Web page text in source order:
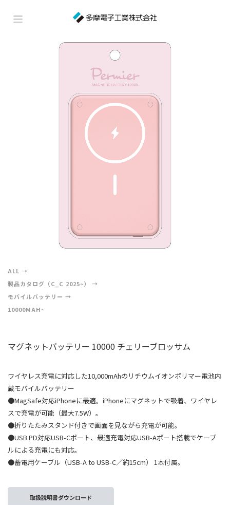
ALL
製品カタログ（C_C 2025~）
モバイルバッテリー
10000MAH~
マグネットバッテリー 10000 チェリーブロッサム
ワイヤレス充電に対応した10,000mAhのリチウムイオンポリマー電池内
蔵モバイルバッテリー
●MagSafe対応iPhoneに最適。iPhoneにマグネットで吸着、ワイヤレ
スで充電が可能（最大7.5W）。
●折りたたみスタンド付きで画面を見ながら充電が可能。
●USB PD対応USB-Cポート、最適充電対応USB-Aポート搭載でケーブ
ルによる充電にも対応。
●蓄電用ケーブル（USB-A to USB-C／約15cm） 1本付属。
取扱説明書ダウンロード